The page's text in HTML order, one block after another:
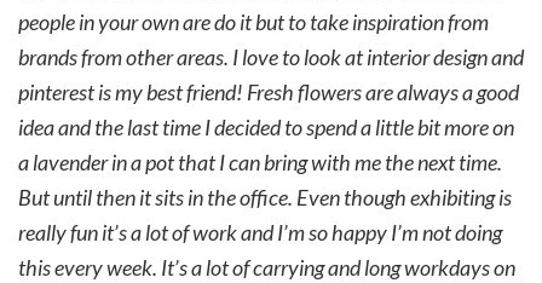
people in your own are do it but to take inspiration from
brands from other areas. I love to look at interior design and
pinterest is my best friend! Fresh flowers are always a good
idea and the last time I decided to spend a little bit more on
a lavender in a pot that I can bring with me the next time.
But until then it sits in the office. Even though exhibiting is
really fun it’s a lot of work and I’m so happy I’m not doing
this every week. It’s a lot of carrying and long workdays on